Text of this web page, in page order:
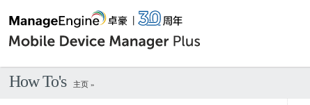
How To's 主页»